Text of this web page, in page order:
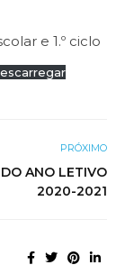
e 1.º ciclo
PRÓXIMO
ANO LETIVO
2020-2021